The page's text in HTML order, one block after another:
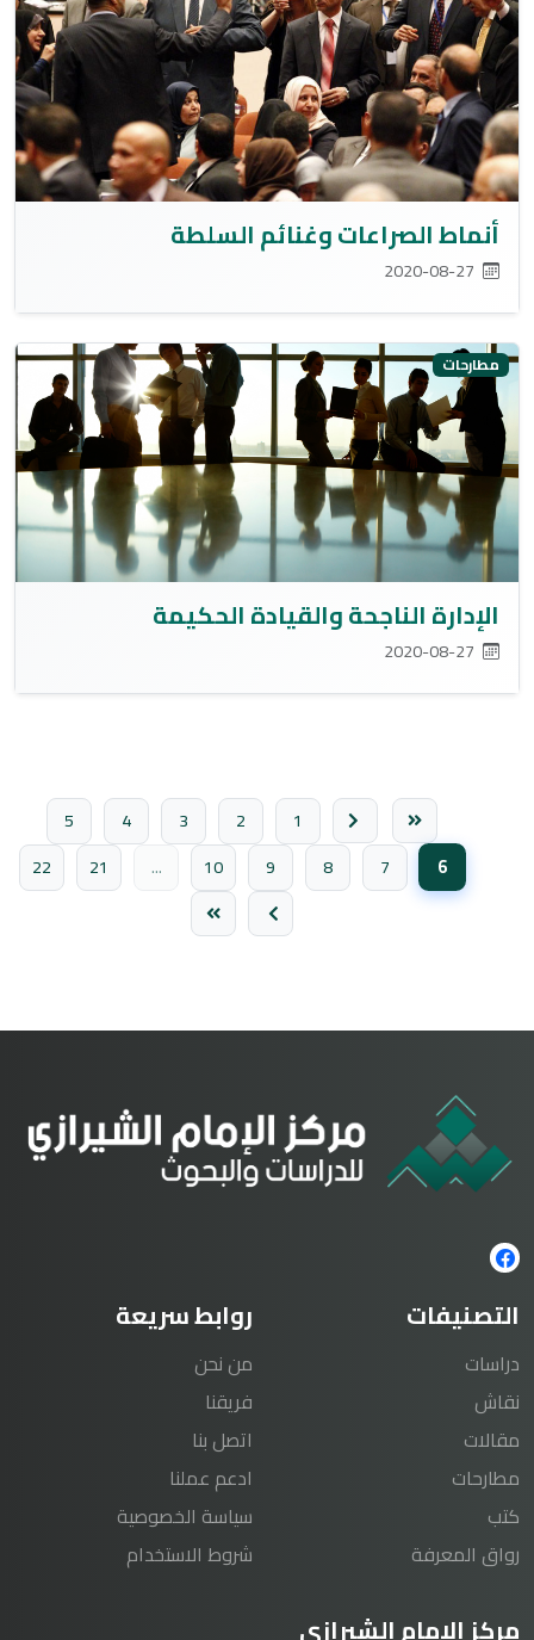
أنماط الصراعات وغنائم السلطة
مطارحات
الإدارة الناجحة والقيادة الحكيمة
1
2
3
4
5
6(الصفحة الحالية)
7
8
9
10
...
21
22
التصنيفات
دراسات
نقاش
مقالات
مطارحات
كتب
رواق المعرفة
روابط سريعة
من نحن
فريقنا
اتصل بنا
ادعم عملنا
سياسة الخصوصية
شروط الاستخدام
مركز الامام الشيرازي